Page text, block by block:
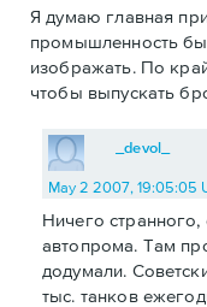
Я думаю главная
промышленность
изображать. По
чтобы выпускать
_devol_
May 2 2007, 19:05:05
Ничего странного,
автопрома. Там
додумали.
тыс. танков